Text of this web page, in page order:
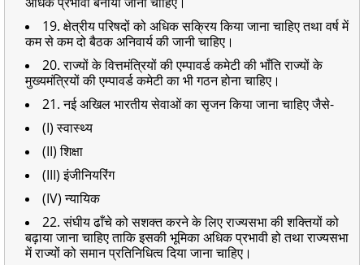
19. क्षेत्रीय परिषदों को अधिक सक्रिय किया जाना चाहिए तथा वर्ष में
कम से कम दो बैठक अनिवार्य की जानी चाहिए।
20. राज्यों के वित्तमंत्रियों की एम्पावर्ड कमेटी की भाँति राज्यों के
मुख्यमंत्रियों की एम्पावर्ड कमेटी का भी गठन होना चाहिए।
21. नई अखिल भारतीय सेवाओं का सृजन किया जाना चाहिए जैसे-
(I) स्वास्थ्य
(II) शिक्षा
(III) इंजीनियरिंग
(IV) न्यायिक
22. संघीय ढाँचे को सशक्त करने के लिए राज्यसभा की शक्तियों को
बढ़ाया जाना चाहिए ताकि इसकी भूमिका अधिक प्रभावी हो तथा राज्यसभा
में राज्यों को समान प्रतिनिधित्व दिया जाना चाहिए।